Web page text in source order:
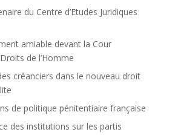
du Centre d’Etudes Juridiques
amiable devant la Cour
de l’Homme
créanciers dans le nouveau droit
de politique pénitentiaire française
des institutions sur les partis